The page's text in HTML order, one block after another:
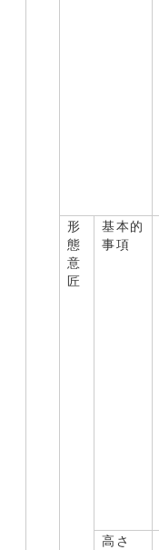
形
態
意
匠
基本的
事項
高さ